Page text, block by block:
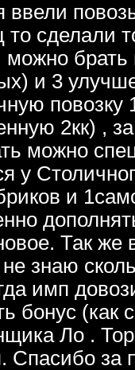
ввели
то сделали
брать
и 3
повозку
2кк) ,
можно
у
и
Так же
знаю
имп
бонус
Ло .
Спасибо за